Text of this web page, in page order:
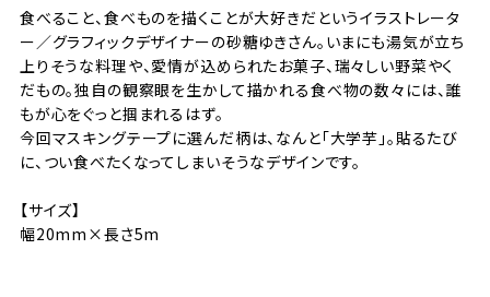
食べること、食べものを描くことが大好きだというイラストレータ
ー／グラフィックデザイナーの砂糖ゆきさん。いまにも湯気が立ち
上りそうな料理や、愛情が込められたお菓子、瑞々しい野菜やく
だもの。独自の観察眼を生かして描かれる食べ物の数々には、誰
もが心をぐっと掴まれるはず。
今回マスキングテープに選んだ柄は、なんと「大学芋」。貼るたび
に、つい食べたくなってしまいそうなデザインです。
【サイズ】
幅20mm×長さ5m